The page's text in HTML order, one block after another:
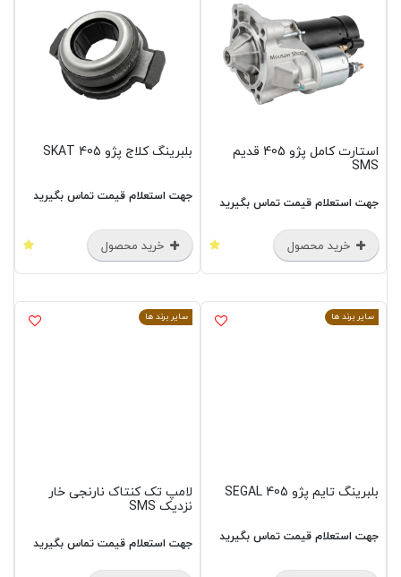
استارت کامل پژو 405 قدیم
SMS
جهت استعلام قیمت تماس بگیرید
خرید محصول
بلبرینگ کلاج پژو 405 SKAT
جهت استعلام قیمت تماس بگیرید
خرید محصول
سایر برند ها
بلبرینگ تایم پژو 405 SEGAL
جهت استعلام قیمت تماس بگیرید
سایر برند ها
لامپ تک کنتاک نارنجی خار
نزدیک SMS
جهت استعلام قیمت تماس بگیرید